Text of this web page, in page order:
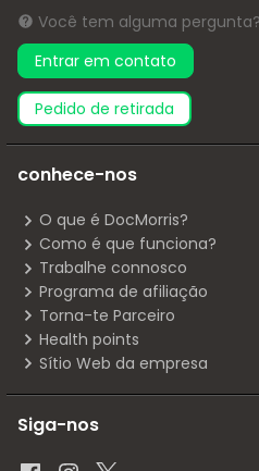
Você tem alguma pergunta?
Entrar em contato
pedido de retirada
conhece-nos
O que é DocMorris?
Como é que funciona?
Trabalhe connosco
Programa de afiliação
Torna-te Parceiro
Health points
Sítio Web da empresa
Siga-nos